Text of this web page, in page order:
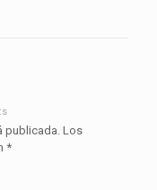
publicada. Los
*